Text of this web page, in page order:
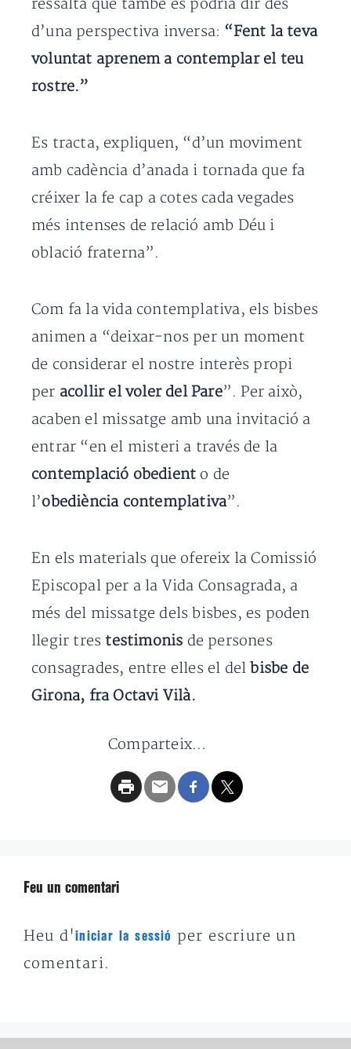
ressalta que també es podria dir des
d’una perspectiva inversa: “Fent la teva
voluntat aprenem a contemplar el teu
rostre.”
Es tracta, expliquen, “d’un moviment
amb cadència d’anada i tornada que fa
créixer la fe cap a cotes cada vegades
més intenses de relació amb Déu i
oblació fraterna”.
Com fa la vida contemplativa, els bisbes
animen a “deixar-nos per un moment
de considerar el nostre interès propi
per acollir el voler del Pare”. Per això,
acaben el missatge amb una invitació a
entrar “en el misteri a través de la
contemplació obedient o de
l’obediència contemplativa”.
En els materials que ofereix la Comissió
Episcopal per a la Vida Consagrada, a
més del missatge dels bisbes, es poden
llegir tres testimonis de persones
consagrades, entre elles el delbisbe de
Girona, fra Octavi Vilà.
Comparteix...
Feu un comentari
Heu d'iniciar la sessió
per escriure un
comentari.